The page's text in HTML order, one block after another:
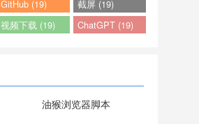
GitHub (19)
截屏 (19)
视频下载 (19) ChatGPT (19)
油猴浏览器脚本